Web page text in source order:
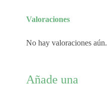
Valoraciones
No hay valoraciones aún.
Añade una